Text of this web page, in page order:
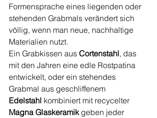
Formensprache eines liegenden oder
stehenden Grabmals verändert sich
völlig, wenn man neue, nachhaltige
Materialien nutzt.
Ein Grabkissen aus Cortenstahl, das
mit den Jahren eine edle Rostpatina
entwickelt, oder ein stehendes
Grabmal aus geschliffenem
Edelstahl kombiniert mit recycelter
Magna Glaskeramik geben jeder